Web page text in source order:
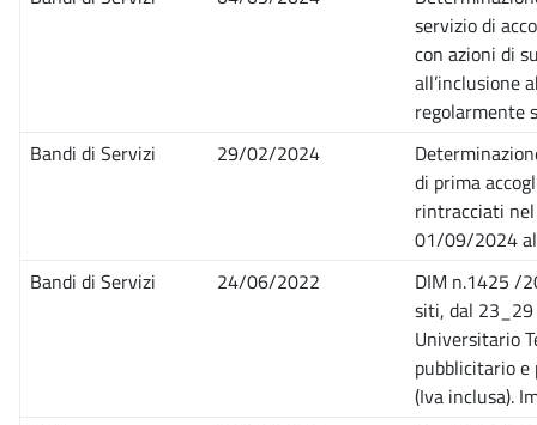
servizio di
con azioni di
all’inclusione
regolarmente
Bandi di Servizi
29/02/2024
di prima
rintracciati
01/09/2024
Bandi di Servizi
24/06/2022
DIM n.1425 /
siti, dal 23_29
Universitario
pubblicitario e
(Iva inclusa).